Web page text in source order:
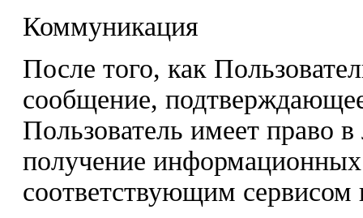
Коммуникация
После того, как
сообщение,
Пользователь имеет право
получение
соответствующим сервисом